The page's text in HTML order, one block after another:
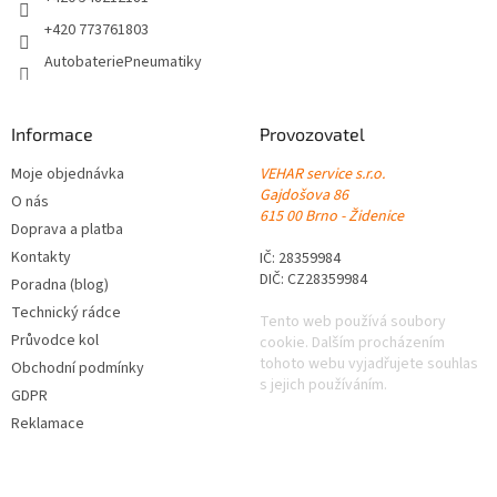
+420 773761803
AutobateriePneumatiky
Informace
Moje objednávka
O nás
Doprava a platba
Kontakty
Poradna (blog)
Technický rádce
Průvodce kol
Obchodní podmínky
GDPR
Reklamace
Provozovatel
VEHAR service s.r.o.
Gajdošova 86
615 00 Brno - Židenice
IČ: 28359984
DIČ: CZ28359984
Tento web používá soubory
cookie. Dalším procházením
tohoto webu vyjadřujete souhlas
s jejich používáním.